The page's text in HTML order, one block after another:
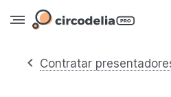
Contratar